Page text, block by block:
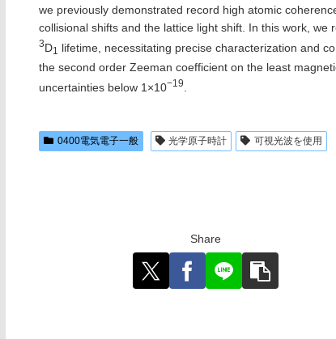
we previously demonstrated record high atomic
collisional shifts and the lattice light shift. In this work,
3D1 lifetime, necessitating precise characterization and
the second order Zeeman coefficient on the least
uncertainties below 1×10−19
0400電気電子一般 光学原子時計 可視光波を使用
Share